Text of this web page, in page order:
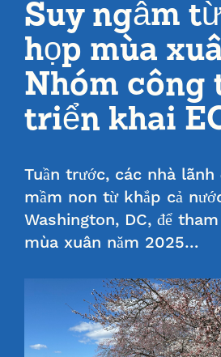
Suy ngẫm
họp mùa
Nhóm công
triển khai
Tuần trước, các nhà lãnh
mầm non từ khắp cả
Washington, DC, để
mùa xuân năm 2025…